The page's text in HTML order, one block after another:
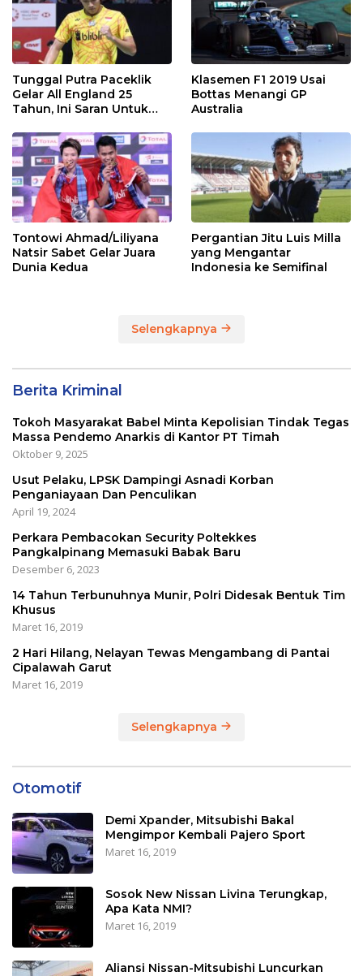
Tunggal Putra Paceklik
Gelar All England 25
Tahun, Ini Saran Untuk
Klasemen F1 2019 Usai
Bottas Menangi GP
Australia
Tontowi Ahmad/Liliyana
Natsir Sabet Gelar Juara
Dunia Kedua
Pergantian Jitu Luis Milla
yang Mengantar
Indonesia ke Semifinal
Selengkapnya
Berita Kriminal
Tokoh Masyarakat Babel Minta Kepolisian Tindak Tegas
Massa Pendemo Anarkis di Kantor PT Timah
Oktober 9, 2025
Usut Pelaku, LPSK Dampingi Asnadi Korban
Penganiayaan Dan Penculikan
April 19, 2024
Perkara Pembacokan Security Poltekkes
Pangkalpinang Memasuki Babak Baru
Desember 6, 2023
14 Tahun Terbunuhnya Munir, Polri Didesak Bentuk Tim
Khusus
Maret 16, 2019
2 Hari Hilang, Nelayan Tewas Mengambang di Pantai
Cipalawah Garut
Maret 16, 2019
Selengkapnya
Otomotif
Demi Xpander, Mitsubishi Bakal
Mengimpor Kembali Pajero Sport
Maret 16, 2019
Sosok New Nissan Livina Terungkap,
Apa Kata NMI?
Maret 16, 2019
Aliansi Nissan-Mitsubishi Luncurkan